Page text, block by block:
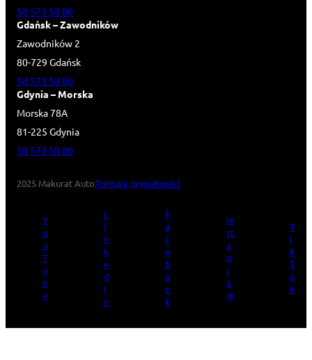
58 573 58 80
Gdańsk – Zawodników
Zawodników 2
80-729 Gdańsk
58 573 58 80
Gdynia – Morska
Morska 78A
81-225 Gdynia
58 573 58 80
2025 Makurat AutoPolityka prywatności
Y
o
u
T
u
b
e
L
i
n
k
e
d
I
n
F
a
c
e
b
o
o
k
In
st
a
g
r
a
m
T
i
k
T
o
k